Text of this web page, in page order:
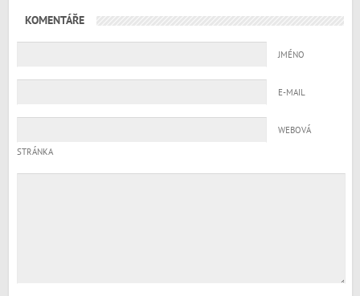
KOMENTÁŘE
JMÉNO
E-MAIL
WEBOVÁ
STRÁNKA